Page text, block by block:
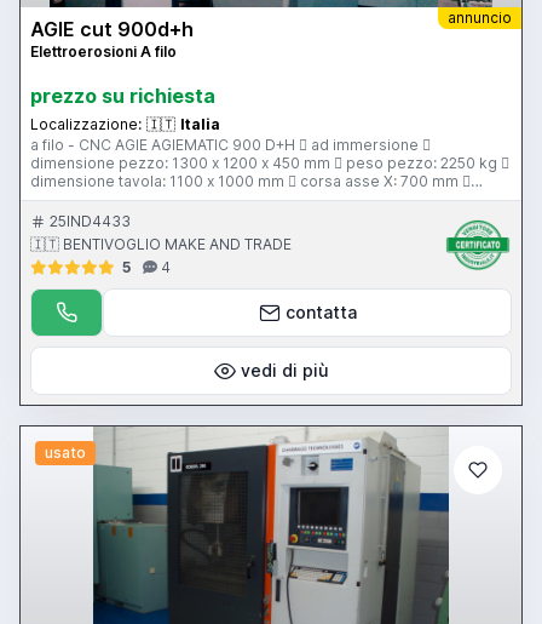
annuncio
AGIE cut 900d+h
Elettroerosioni A filo
prezzo su richiesta
Localizzazione: 🇮🇹 Italia
a filo - CNC AGIE AGIEMATIC 900 D+H  ad immersione 
dimensione pezzo: 1300 x 1200 x 450 mm  peso pezzo: 2250 kg 
dimensione tavola: 1100 x 1000 mm  corsa asse X: 700 mm 
corsa asse Y: 400 mm  corsa asse Z: 406 mm  peso: 7725 kg
25IND4433
🇮🇹 BENTIVOGLIO MAKE AND TRADE
5
4
contatta
vedi di più
usato